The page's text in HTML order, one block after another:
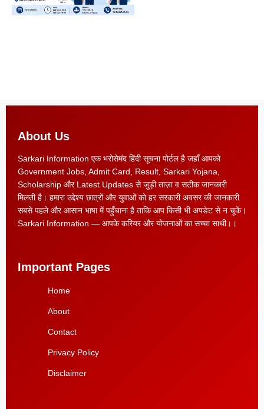
About Us
Sarkari Information एक भरोसेमंद हिंदी सूचना पोर्टल है जहाँ आपको
Government Jobs, Admit Card, Result, Sarkari Yojana,
Scholarship और Latest Updates से जुड़ी ताज़ा व सटीक जानकारी
मिलती है। हमारा उद्देश्य छात्रों और युवाओं को हर सरकारी अवसर की जानकारी
सबसे पहले और आसान भाषा में पहुँचाना है ताकि आप किसी भी अपडेट से न चूकें।
Sarkari Information — आपके करियर और योजनाओं का सच्चा साथी।।
Important Pages
Home
About
Contact
Privacy Policy
Disclaimer